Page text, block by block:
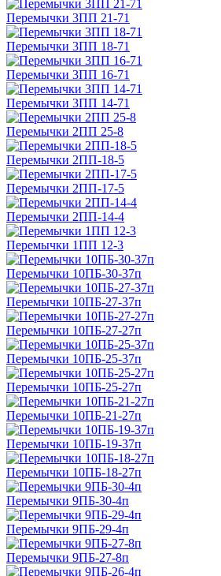
Перемычки 3ПП 21-71
Перемычки 3ПП 18-71
Перемычки 3ПП 16-71
Перемычки 3ПП 14-71
Перемычки 2ПП 25-8
Перемычки 2ПП-18-5
Перемычки 2ПП-17-5
Перемычки 2ПП-14-4
Перемычки 1ПП 12-3
Перемычки 10ПБ-30-37п
Перемычки 10ПБ-27-37п
Перемычки 10ПБ-27-27п
Перемычки 10ПБ-25-37п
Перемычки 10ПБ-25-27п
Перемычки 10ПБ-21-27п
Перемычки 10ПБ-19-37п
Перемычки 10ПБ-18-27п
Перемычки 9ПБ-30-4п
Перемычки 9ПБ-29-4п
Перемычки 9ПБ-27-8п